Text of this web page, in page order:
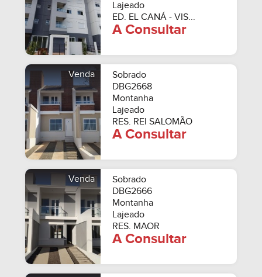
Lajeado
ED. EL CANÁ - VIS...
A Consultar
Venda
Sobrado
DBG2668
Montanha
Lajeado
RES. REI SALOMÃO
A Consultar
Venda
Sobrado
DBG2666
Montanha
Lajeado
RES. MAOR
A Consultar